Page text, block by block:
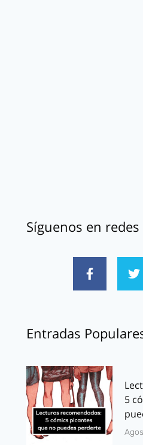
Síguenos en redes
Entradas
5